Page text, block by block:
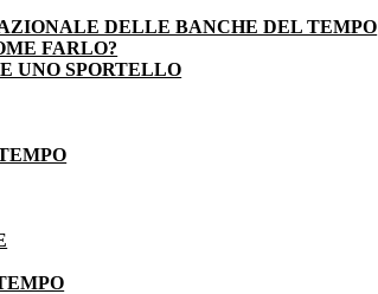
DELLE BANCHE DEL TEMPO
FARLO?
UNO SPORTELLO